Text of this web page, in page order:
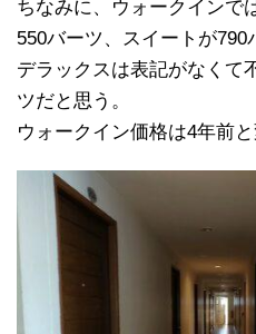
ちなみに、ウォークインで
550バーツ、スイートが790
デラックスは表記がなくて
ツだと思う。
ウォークイン価格は4年前と